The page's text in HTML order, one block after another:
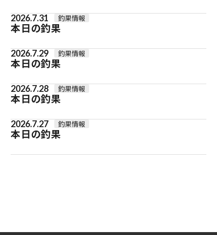
2026.7.31 釣果情報
本日の釣果
2026.7.29 釣果情報
本日の釣果
2026.7.28 釣果情報
本日の釣果
2026.7.27 釣果情報
本日の釣果